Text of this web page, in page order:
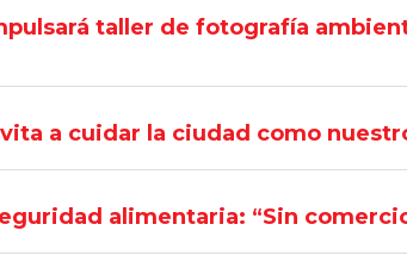
taller de fotografía
a cuidar la ciudad como
alimentaria: “Sin